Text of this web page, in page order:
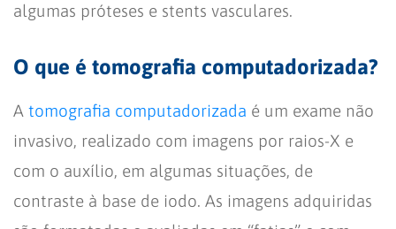
algumas próteses e stents vasculares.
O que é tomografia computadorizada?
A tomografia computadorizada é um exame não
invasivo, realizado com imagens por raios-X e
com o auxílio, em algumas situações, de
contraste à base de iodo. As imagens adquiridas